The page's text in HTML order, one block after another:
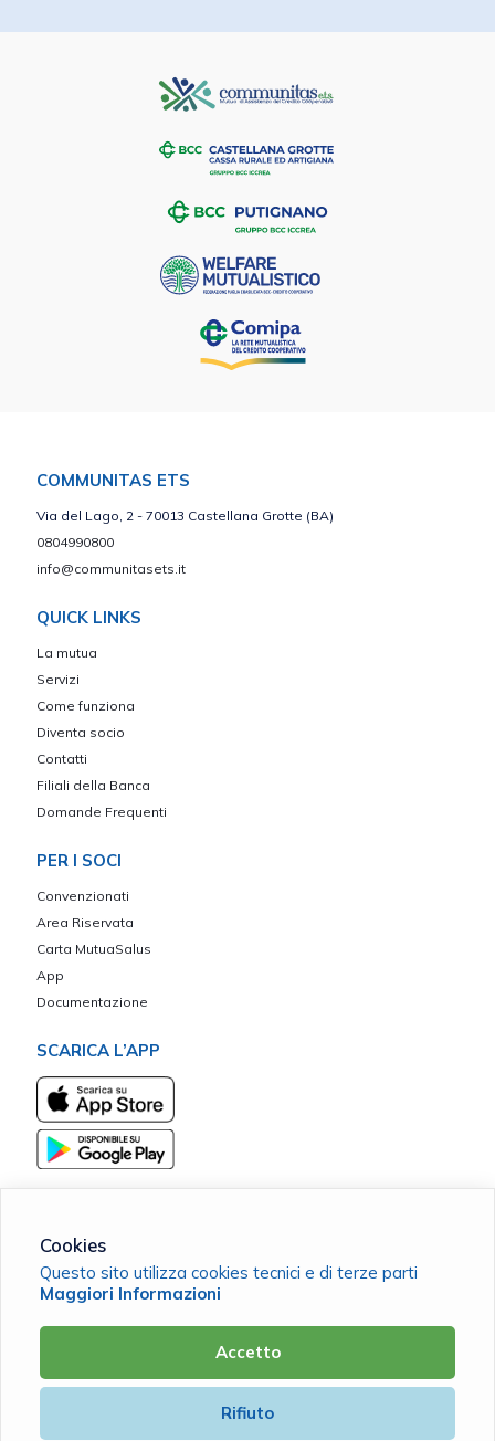
COMMUNITAS ETS
Via del Lago, 2 - 70013 Castellana Grotte (BA)
0804990800
info@communitasets.it
QUICK LINKS
La mutua
Servizi
Come funziona
Diventa socio
Contatti
Filiali della Banca
Domande Frequenti
PER I SOCI
Convenzionati
Area Riservata
Carta MutuaSalus
App
Documentazione
SCARICA L’APP
Communitas ETS - Mutua di Assistenza del Credito Cooperativo
C.F. 93530460729 |Cookie Policy
Powered by
Cookies
Questo sito utilizza cookies tecnici e di terze parti
Maggiori Informazioni
Accetto
Rifiuto